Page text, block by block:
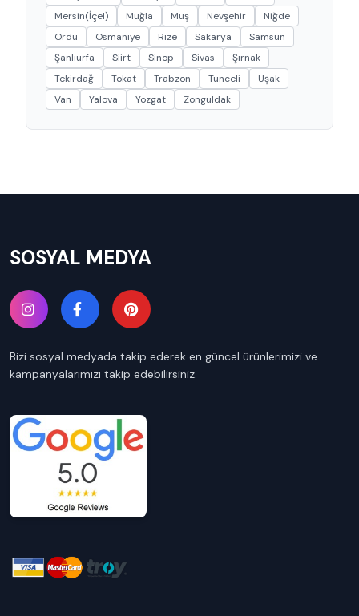
Mersin(İçel)
Muğla Muş Nevşehir
Niğde
Ordu
Osmaniye Rize Sakarya
Samsun
Şanlıurfa
Siirt Sinop Sivas
Şırnak
Tekirdağ
Tokat Trabzon Tunceli
Uşak
Van
Yalova Yozgat Zonguldak
SOSYAL MEDYA
Bizi sosyal medyada takip ederek en güncel ürünlerimizi ve
kampanyalarımızı takip edebilirsiniz.